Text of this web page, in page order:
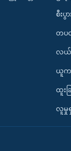
စီးပွ
တပ
လယ်ယ
ယူကရိ
ထူးခ
လူမှု